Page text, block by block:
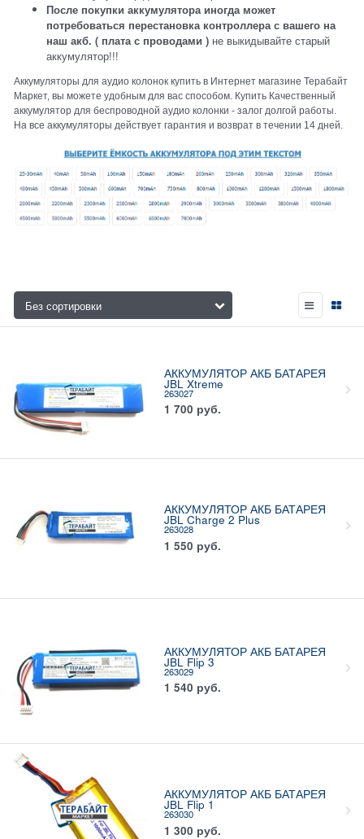
После покупки аккумулятора иногда может
потребоваться перестановка контроллера с вашего на
наш акб. ( плата с проводами ) не выкидывайте старый
аккумулятор!!!
Аккумуляторы для аудио колонок купить в Интернет магазине Терабайт
Маркет, вы можете удобным для вас способом. Купить Качественный
аккумулятор для беспроводной аудио колонки - залог долгой работы.
На все аккумуляторы действует гарантия и возврат в течении 14 дней.
АККУМУЛЯТОР АКБ БАТАРЕЯ
JBL Xtreme
263027
1 700 руб.
АККУМУЛЯТОР АКБ БАТАРЕЯ
JBL Charge 2 Plus
263028
1 550 руб.
АККУМУЛЯТОР АКБ БАТАРЕЯ
JBL Flip 3
263029
1 540 руб.
АККУМУЛЯТОР АКБ БАТАРЕЯ
JBL Flip 1
263030
1 300 руб.